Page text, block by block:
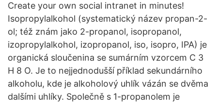
Create your own social intranet in minutes!
Isopropylalkohol (systematický název propan-2-
ol; též znám jako 2-propanol, isopropanol,
izopropylalkohol, izopropanol, iso, isopro, IPA) je
organická sloučenina se sumárním vzorcem C 3
H 8 O. Je to nejjednodušší příklad sekundárního
alkoholu, kde je alkoholový uhlík vázán se dvěma
dalšími uhlíky. Společně s 1-propanolem je